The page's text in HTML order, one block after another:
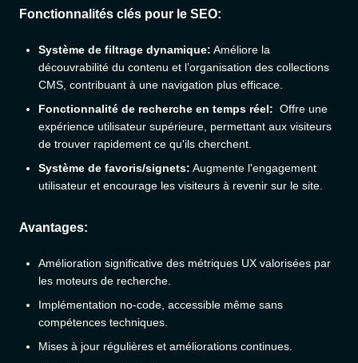
Fonctionnalités clés pour le SEO:
Système de filtrage dynamique: Améliore la
découvrabilité du contenu et l’organisation des collections
CMS, contribuant à une navigation plus efficace.
Fonctionnalité de recherche en temps réel: Offre une
expérience utilisateur supérieure, permettant aux visiteurs
de trouver rapidement ce qu'ils cherchent.
Système de favoris/signets: Augmente l'engagement
utilisateur et encourage les visiteurs à revenir sur le site.
Avantages:
Amélioration significative des métriques UX valorisées par
les moteurs de recherche.
Implémentation no-code, accessible même sans
compétences techniques.
Mises à jour régulières et améliorations continues.